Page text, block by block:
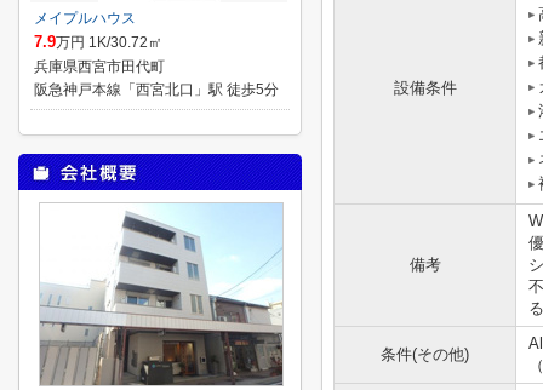
設備条件
備考
条件(その他)
メイプルハウス
7.9万円 1K/30.72㎡
兵庫県西宮市田代町
阪急神戸本線「西宮北口」駅 徒歩5分